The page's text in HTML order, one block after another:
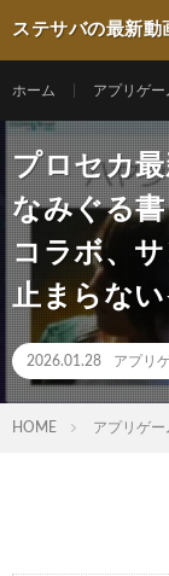
ステサバの最新動
ホーム アプリゲー
プロセカ
なみぐる
コラボ、
止まらな
2026.01.28 アプリ
HOME アプリゲー